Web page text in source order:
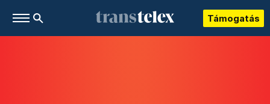
Támogatás